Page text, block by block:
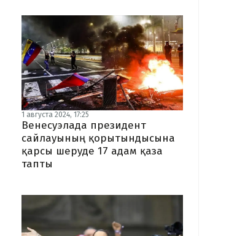
1 августа 2024, 17:25
Венесуэлада президент
сайлауының қорытындысына
қарсы шеруде 17 адам қаза
тапты